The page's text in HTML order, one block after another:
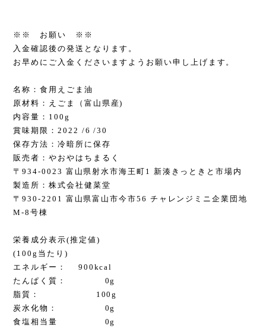
※※ お願い ※※
入金確認後の発送となります。
お早めにご入金くださいますようお願い申し上げます。
名称：食用えごま油
原材料：えごま（富山県産)
内容量：100g
賞味期限：2022 /6 /30
保存方法：冷暗所に保存
販売者：やおやはちまるく
〒934-0023 富山県射水市海王町1 新湊きっときと市場内
製造所：株式会社健菜堂
〒930-2201 富山県富山市今市56 チャレンジミニ企業団地
M-8号棟
栄養成分表示(推定値)
(100g当たり)
エネルギー： 900kcal
たんぱく質： 0g
脂質： 100g
炭水化物： 0g
食塩相当量 0g